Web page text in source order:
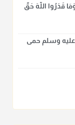
"والرافضة ليس
في الإسلام
{وَمَا قَدَرُوا اللَّهَ حَقَّ
عليه وسلم حمى